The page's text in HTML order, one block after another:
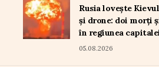
Rusia lovește
și drone: doi morți
în regiunea
05.08.2026